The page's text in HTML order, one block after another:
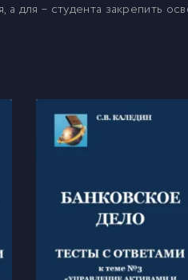
а для – студента закрепить